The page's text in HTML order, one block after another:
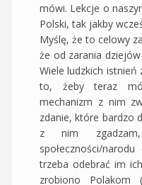
mówi. Lekcje o
Polski, tak jakby
Myślę, że to celowy
że od zarania
Wiele ludzkich istnień
to, żeby teraz
mechanizm z nim
zdanie, które bardzo
z nim
społeczności/
trzeba odebrać im
zrobiono Polakom